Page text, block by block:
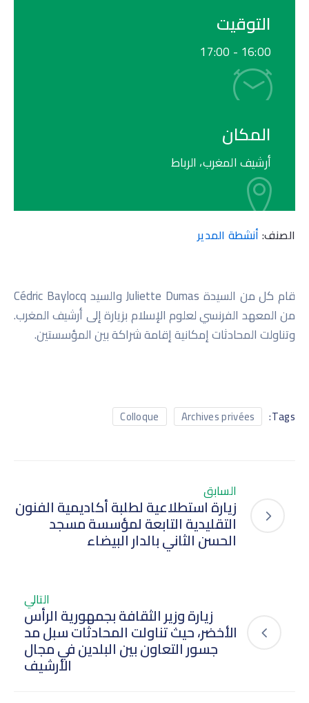
التوقيت
16:00 -
17:00
المكان
أرشيف المغرب، الرباط
الصنف: أنشطة المدير
قام كل من السيدة Juliette Dumas والسيد Cédric Baylocq
من المعهد الفرنسي لعلوم الإسلام بزيارة إلى أرشيف المغرب.
وتناولت المحادثات إمكانية إقامة شراكة بين المؤسستين.
Tags:
Archives privées
Colloque
السابق
زيارة استطلاعية لطلبة أكاديمية الفنون
التقليدية التابعة لمؤسسة مسجد
الحسن الثاني بالدار البيضاء
التالي
زيارة وزير الثقافة بجمهورية الرأس
الأخضر، حيث تناولت المحادثات سبل مد
جسور التعاون بين البلدين في مجال
الأرشيف